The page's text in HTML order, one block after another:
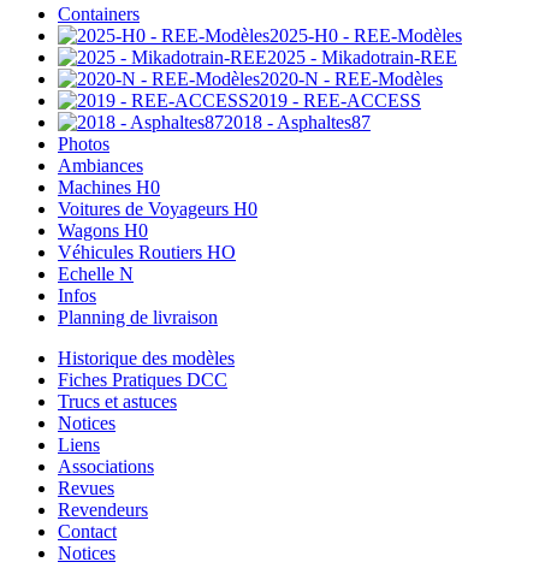
Containers
2025-H0 - REE-Modèles
2025 - Mikadotrain-REE
2020-N - REE-Modèles
2019 - REE-ACCESS
2018 - Asphaltes87
Photos
Ambiances
Machines H0
Voitures de Voyageurs H0
Wagons H0
Véhicules Routiers HO
Echelle N
Infos
Planning de livraison
Historique des modèles
Fiches Pratiques DCC
Trucs et astuces
Notices
Liens
Associations
Revues
Revendeurs
Contact
Notices